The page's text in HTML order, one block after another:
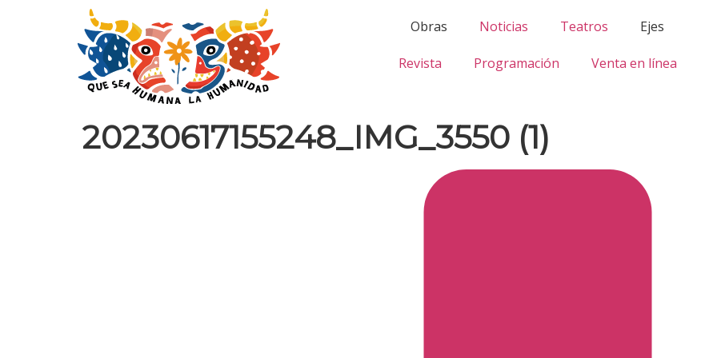
Obras Noticias Teatros Ejes
Revista Programación Venta en línea
20230617155248_IMG_3550 (1)